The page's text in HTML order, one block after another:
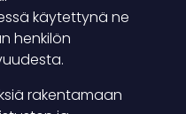
käytettynä ne
henkilön
rakentamaan